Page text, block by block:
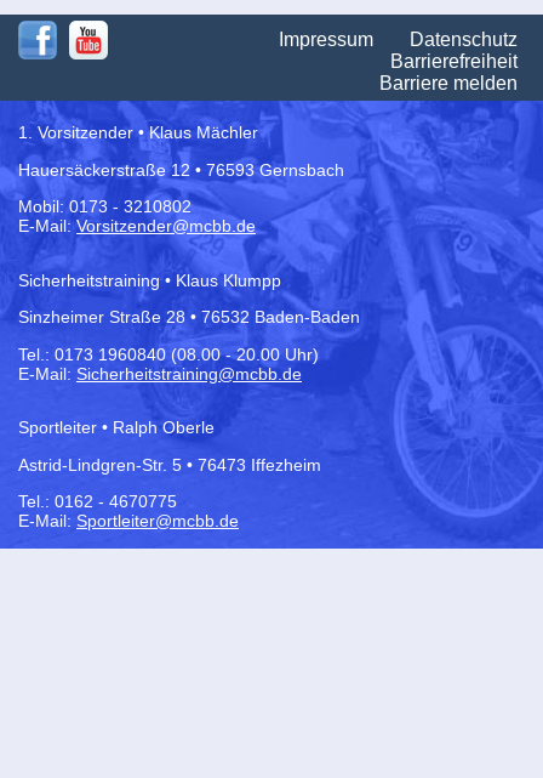
Impressum
Datenschutz
Barrierefreiheit
Barriere melden
1. Vorsitzender • Klaus Mächler
Hauersäckerstraße 12 • 76593 Gernsbach
Mobil: 0173 - 3210802
E-Mail:Vorsitzender@mcbb.de
Sicherheitstraining • Klaus Klumpp
Sinzheimer Straße 28 • 76532 Baden-Baden
Tel.: 0173 1960840 (08.00 - 20.00 Uhr)
E-Mail: Sicherheitstraining@mcbb.de
Sportleiter • Ralph Oberle
Astrid-Lindgren-Str. 5 • 76473 Iffezheim
Tel.: 0162 - 4670775
E-Mail: Sportleiter@mcbb.de